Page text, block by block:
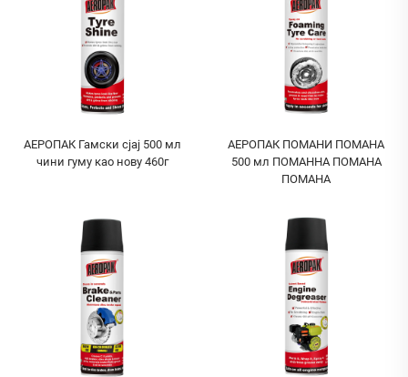
АЕРОПАК Гамски сјај 500 мл
чини гуму као нову 460г
АЕРОПАК ПОМАНИ ПОМАНА
500 мл ПОМАННА ПОМАНА
ПОМАНА